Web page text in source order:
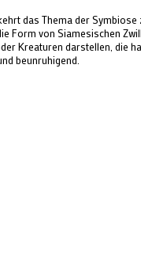
das Thema der Symbiose
Form von Siamesischen
Kreaturen darstellen, die
beunruhigend.